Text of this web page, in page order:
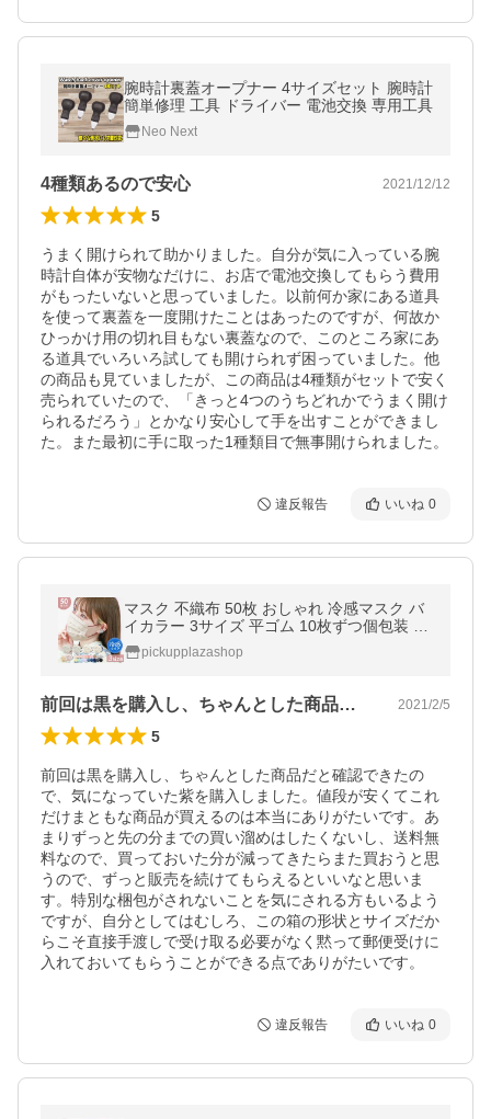
腕時計裏蓋オープナー 4サイズセット 腕時計
簡単修理 工具 ドライバー 電池交換 専用工具
Neo Next
4種類あるので安心 2021/12/12
5
うまく開けられて助かりました。自分が気に入っている腕
時計自体が安物なだけに、お店で電池交換してもらう費用
がもったいないと思っていました。以前何か家にある道具
を使って裏蓋を一度開けたことはあったのですが、何故か
ひっかけ用の切れ目もない裏蓋なので、このところ家にあ
る道具でいろいろ試しても開けられず困っていました。他
の商品も見ていましたが、この商品は4種類がセットで安く
売られていたので、「きっと4つのうちどれかでうまく開け
られるだろう」とかなり安心して手を出すことができまし
た。また最初に手に取った1種類目で無事開けられました。
違反報告 いいね 0
マスク 不織布 50枚 おしゃれ 冷感マスク バ
イカラー 3サイズ 平ゴム 10枚ずつ個包装 血
色カラー 20枚 カラーマスク
pickupplazashop
前回は黒を購入し、ちゃんとした商品だと… 2021/2/5
5
前回は黒を購入し、ちゃんとした商品だと確認できたの
で、気になっていた紫を購入しました。値段が安くてこれ
だけまともな商品が買えるのは本当にありがたいです。あ
まりずっと先の分までの買い溜めはしたくないし、送料無
料なので、買っておいた分が減ってきたらまた買おうと思
うので、ずっと販売を続けてもらえるといいなと思いま
す。特別な梱包がされないことを気にされる方もいるよう
ですが、自分としてはむしろ、この箱の形状とサイズだか
らこそ直接手渡しで受け取る必要がなく黙って郵便受けに
入れておいてもらうことができる点でありがたいです。
違反報告 いいね 0